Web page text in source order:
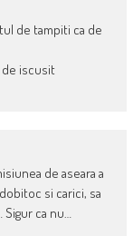
de tampiti ca de
de iscusit
de aseara a
si carici, sa
Sigur ca nu…